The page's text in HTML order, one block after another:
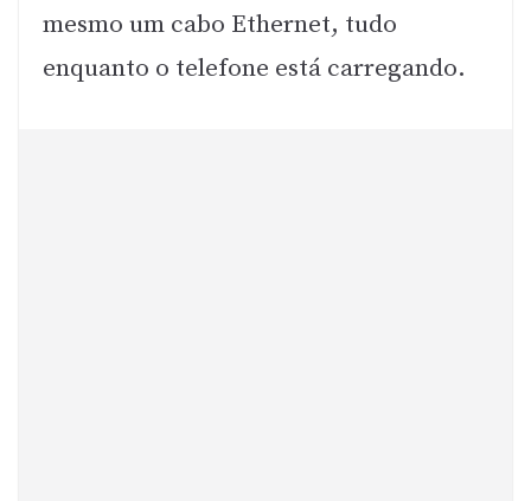
mesmo um cabo Ethernet, tudo
enquanto o telefone está carregando.